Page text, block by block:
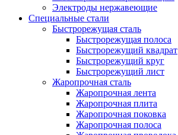
Электроды нержавеющие
Специальные стали
Быстрорежущая сталь
Быстрорежущая полоса
Быстрорежущий квадрат
Быстрорежущий круг
Быстрорежущий лист
Жаропрочная сталь
Жаропрочная лента
Жаропрочная плита
Жаропрочная поковка
Жаропрочная полоса